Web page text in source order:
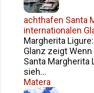
achthafen Santa
internationalen
Margherita
Glanz zeigt
Santa
sieh...
Matera